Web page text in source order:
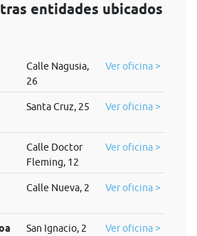
entidades ubicados
Calle Nagusia,
26
Ver oficina >
Santa Cruz, 25 Ver oficina >
Calle Doctor
Fleming, 12
Ver oficina >
Calle Nueva, 2 Ver oficina >
San Ignacio, 2 Ver oficina >